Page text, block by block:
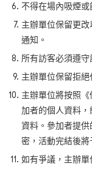
不得在場內吸煙或
主辦單位保留更
通知。
所有訪客必須遵守
主辦單位保留拒
主辦單位將按照
加者的個人資料
資料。參加者提
密，活動完結後將
如有爭議，主辦單